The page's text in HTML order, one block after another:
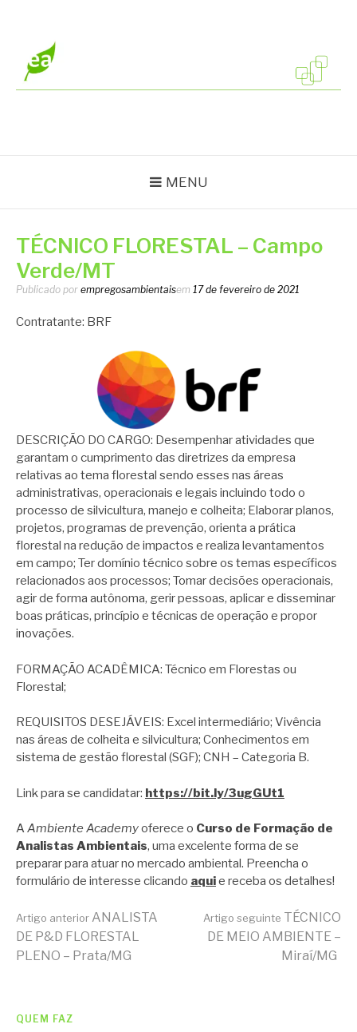
conteúdo
MENU
TÉCNICO FLORESTAL – Campo
Verde/MT
Publicado por empregosambientaisem 17 de fevereiro de 2021
Contratante: BRF
DESCRIÇÃO DO CARGO: Desempenhar atividades que
garantam o cumprimento das diretrizes da empresa
relativas ao tema florestal sendo esses nas áreas
administrativas, operacionais e legais incluindo todo o
processo de silvicultura, manejo e colheita; Elaborar planos,
projetos, programas de prevenção, orienta a prática
florestal na redução de impactos e realiza levantamentos
em campo; Ter domínio técnico sobre os temas específicos
relacionados aos processos; Tomar decisões operacionais,
agir de forma autônoma, gerir pessoas, aplicar e disseminar
boas práticas, princípio e técnicas de operação e propor
inovações.
FORMAÇÃO ACADÊMICA: Técnico em Florestas ou
Florestal;
REQUISITOS DESEJÁVEIS: Excel intermediário; Vivência
nas áreas de colheita e silvicultura; Conhecimentos em
sistema de gestão florestal (SGF); CNH – Categoria B.
Link para se candidatar: https://bit.ly/3ugGUt1
AAmbiente Academyoferece o Curso de Formação de
Analistas Ambientais, uma excelente forma de se
preparar para atuar no mercado ambiental. Preencha o
formulário de interesse clicando aquie receba os detalhes!
Continue
Artigo anterior ANALISTA
DE P&D FLORESTAL
PLENO – Prata/MG
Artigo seguinte TÉCNICO
DE MEIO AMBIENTE –
Miraí/MG
QUEM FAZ